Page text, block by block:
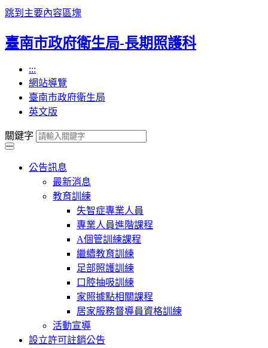
跳到主要內容區塊
臺南市政府衛生局-長期照護科
:::
網站導覽
臺南市政府衛生局
英文版
關鍵字
公告訊息
最新消息
教育訓練
失智症專業人員
專業人員進階課程
A個管訓練課程
繼續教育訓練
足部照護訓練
口腔抽吸訓練
家照據點相關課程
居家服務督導員資格訓練
活動宣導
設立許可註銷公告